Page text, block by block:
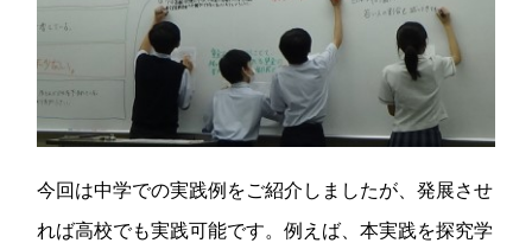
今回は中学での実践例をご紹介しましたが、発展させ
れば高校でも実践可能です。例えば、本実践を探究学